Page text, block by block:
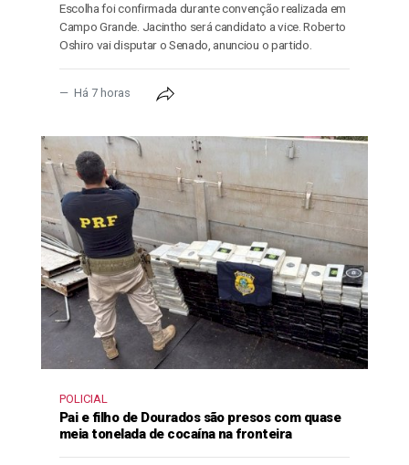
Escolha foi confirmada durante convenção realizada em
Campo Grande. Jacintho será candidato a vice. Roberto
Oshiro vai disputar o Senado, anunciou o partido.
Há 7 horas
POLICIAL
Pai e filho de Dourados são presos com quase
meia tonelada de cocaína na fronteira